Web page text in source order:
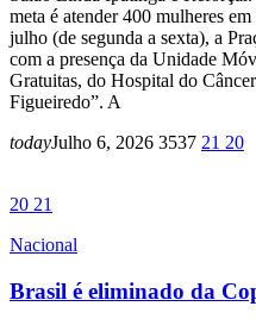
meta é atender 400 mulheres
julho (de segunda a sexta), a
com a presença da Unidade
Gratuitas, do Hospital do
Figueiredo”. A
todayJulho 6, 2026 3537 21 20
20 21
Nacional
Brasil é eliminado da